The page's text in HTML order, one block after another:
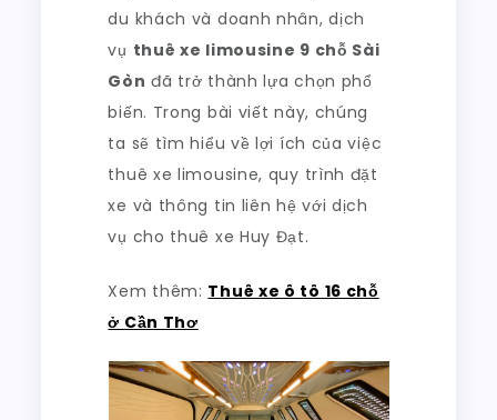
du khách và doanh nhân, dịch
vụ thuê xe limousine 9 chỗ Sài
Gòn đã trở thành lựa chọn phổ
biến. Trong bài viết này, chúng
ta sẽ tìm hiểu về lợi ích của việc
thuê xe limousine, quy trình đặt
xe và thông tin liên hệ với dịch
vụ cho thuê xe Huy Đạt.
Xem thêm: Thuê xe ô tô 16 chỗ
ở Cần Thơ